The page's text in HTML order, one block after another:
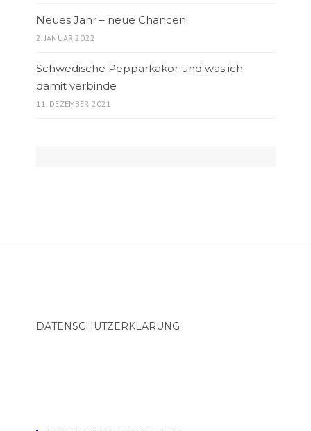
Neues Jahr – neue Chancen!
2. JANUAR 2022
Schwedische Pepparkakor und was ich
damit verbinde
11. DEZEMBER 2021
DATENSCHUTZERKLÄRUNG